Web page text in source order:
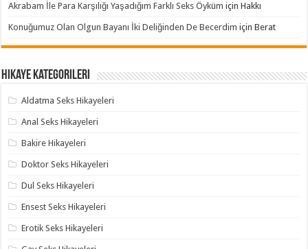
Akrabam İle Para Karşılığı Yaşadığım Farklı Seks Öyküm içinHakkı
Konuğumuz Olan Olgun Bayanı İki Deliğinden De Becerdim içinBerat
Hikaye Kategorileri
Aldatma Seks Hikayeleri
Anal Seks Hikayeleri
Bakire Hikayeleri
Doktor Seks Hikayeleri
Dul Seks Hikayeleri
Ensest Seks Hikayeleri
Erotik Seks Hikayeleri